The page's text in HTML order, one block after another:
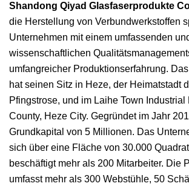
Shandong Qiyad Glasfaserprodukte
die Herstellung von Verbundwerkstoffen
Unternehmen mit einem umfassenden
wissenschaftlichen
umfangreicher Produktionserfahrung.
hat seinen Sitz in Heze, der Heimatstadt
Pfingstrose, und im Laihe Town Industrial
County, Heze City. Gegründet im Jahr
Grundkapital von 5 Millionen. Das
sich über eine Fläche von 30.000
beschäftigt mehr als 200 Mitarbeiter. Die
umfasst mehr als 300 Webstühle, 50